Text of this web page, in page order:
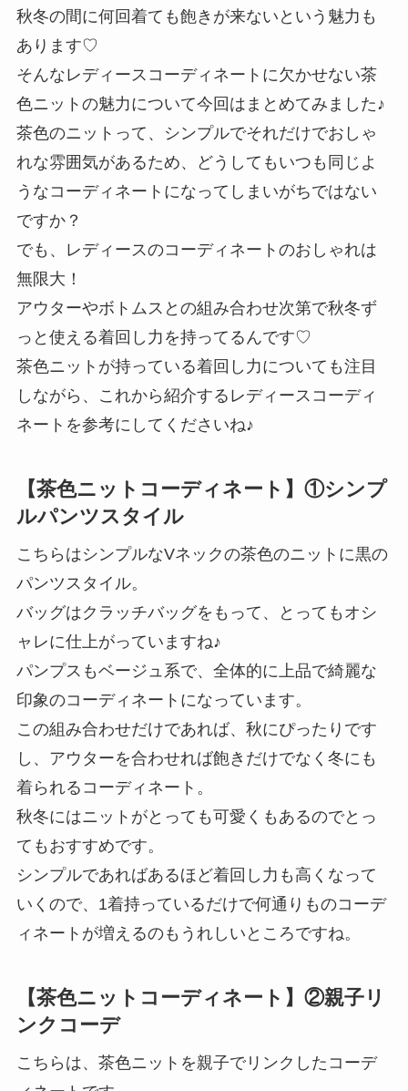
秋冬の間に何回着ても飽きが来ないという魅力も
あります♡
そんなレディースコーディネートに欠かせない茶
色ニットの魅力について今回はまとめてみました♪
茶色のニットって、シンプルでそれだけでおしゃ
れな雰囲気があるため、どうしてもいつも同じよ
うなコーディネートになってしまいがちではない
ですか？
でも、レディースのコーディネートのおしゃれは
無限大！
アウターやボトムスとの組み合わせ次第で秋冬ず
っと使える着回し力を持ってるんです♡
茶色ニットが持っている着回し力についても注目
しながら、これから紹介するレディースコーディ
ネートを参考にしてくださいね♪
【茶色ニットコーディネート】①シンプ
ルパンツスタイル
こちらはシンプルなVネックの茶色のニットに黒の
パンツスタイル。
バッグはクラッチバッグをもって、とってもオシ
ャレに仕上がっていますね♪
パンプスもベージュ系で、全体的に上品で綺麗な
印象のコーディネートになっています。
この組み合わせだけであれば、秋にぴったりです
し、アウターを合わせれば飽きだけでなく冬にも
着られるコーディネート。
秋冬にはニットがとっても可愛くもあるのでとっ
てもおすすめです。
シンプルであればあるほど着回し力も高くなって
いくので、1着持っているだけで何通りものコーデ
ィネートが増えるのもうれしいところですね。
【茶色ニットコーディネート】②親子リ
ンクコーデ
こちらは、茶色ニットを親子でリンクしたコーデ